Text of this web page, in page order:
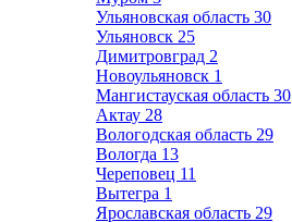
Ульяновская область 30
Ульяновск 25
Димитровград 2
Новоульяновск 1
Мангистауская область 30
Актау 28
Вологодская область 29
Вологда 13
Череповец 11
Вытегра 1
Ярославская область 29